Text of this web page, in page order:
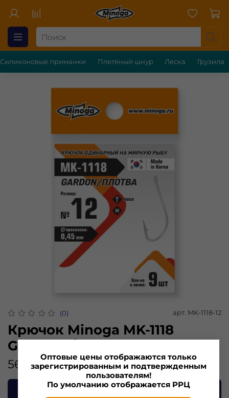
Силиконовые приманки Плетёный шнур Леска Грузила
(0) арт. MK-1118-12
Крючок Minoga MK-1118
GARDON/ ПЛОТВА №12 (9 шт)
56.00 ₽
В корзину
Оптовые цены отображаются только
зарегистрированным и подтвержденным
пользователям!
По умолчанию отображается РРЦ